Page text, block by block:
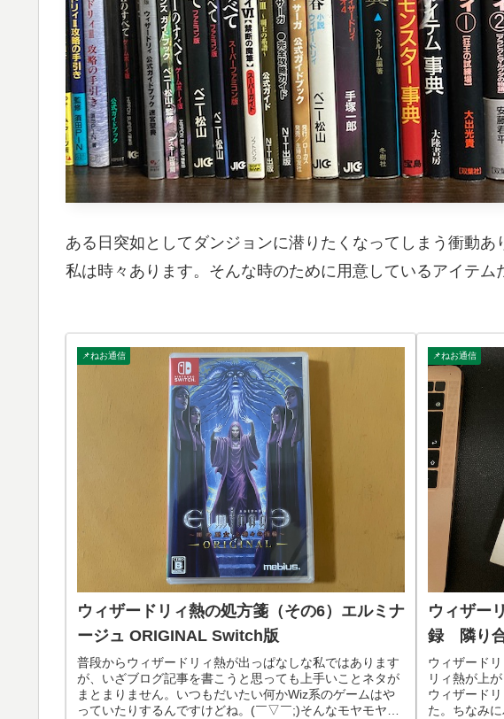
ある日突如としてダンジョンに潜りたくなってしまう衝動あ
私は時々あります。そんな時のために用意しているアイテム
📌ねお通信
ウィザードリィ熱の処方箋（その6）エルミナ
ージュ ORIGINAL Switch版
普段からウィザードリィ熱が出っぱなしな私ではあります
が、いざブログ記事を書こうと思っても上手いことネタが
まとまりません。いつもだいたい何かWiz系のゲームはや
っていたりするんですけどね。(￣▽￣;)そんなモヤモヤし
📌ねお通信
ウィザー
録 隣り
ウィザード
リィ熱が上
ウィザード
た。ちなみ